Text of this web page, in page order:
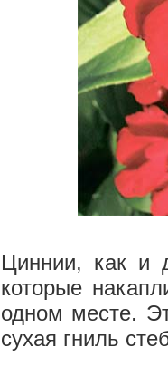
Циннии, как и
которые
одном месте.
сухая гниль